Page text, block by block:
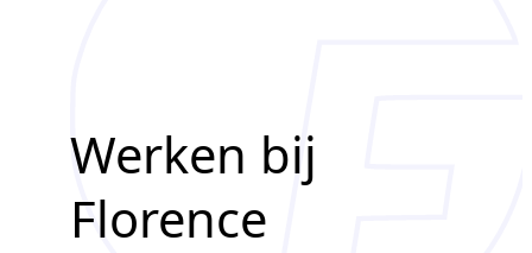
Werken bij
Florence